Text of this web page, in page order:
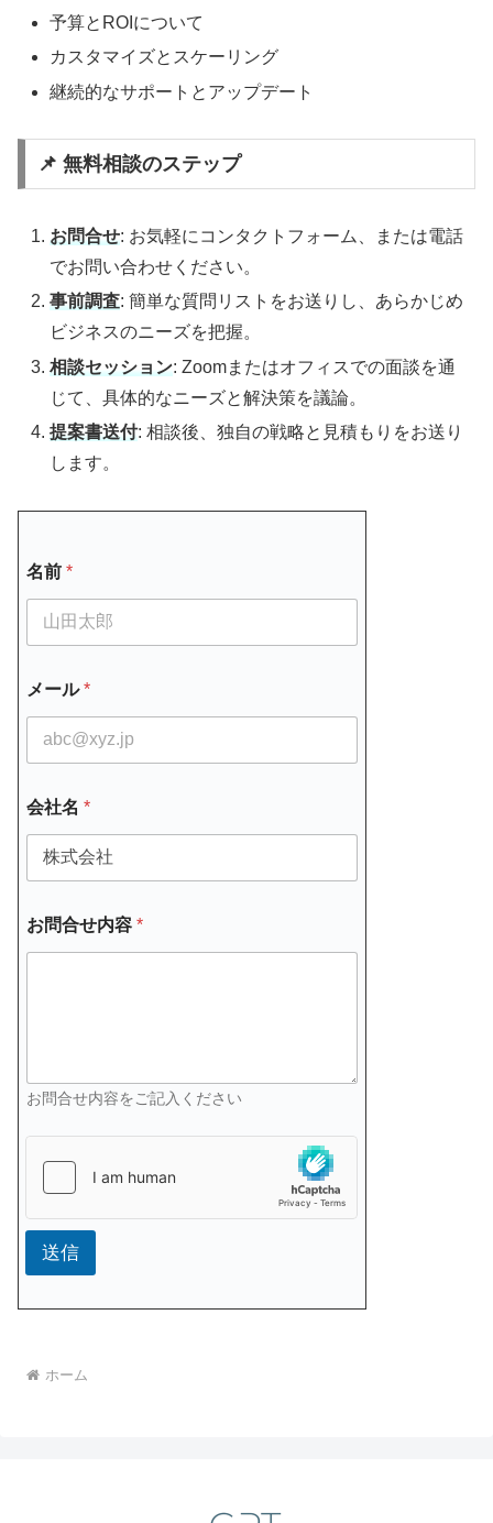
予算とROIについて
カスタマイズとスケーリング
継続的なサポートとアップデート
📌 無料相談のステップ
お問合せ: お気軽にコンタクトフォーム、または電話
でお問い合わせください。
事前調査: 簡単な質問リストをお送りし、あらかじめ
ビジネスのニーズを把握。
相談セッション: Zoomまたはオフィスでの面談を通
じて、具体的なニーズと解決策を議論。
提案書送付: 相談後、独自の戦略と見積もりをお送り
します。
名前*
メール*
会社名*
お問合せ内容*
お問合せ内容をご記入ください
送信
ホーム